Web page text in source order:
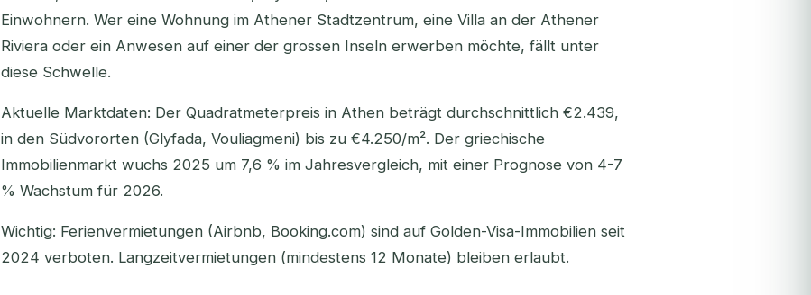
Einwohnern. Wer eine Wohnung im Athener Stadtzentrum, eine Villa an der Athener
Riviera oder ein Anwesen auf einer der grossen Inseln erwerben möchte, fällt unter
diese Schwelle.
Aktuelle Marktdaten: Der Quadratmeterpreis in Athen beträgt durchschnittlich €2.439,
in den Südvororten (Glyfada, Vouliagmeni) bis zu €4.250/m². Der griechische
Immobilienmarkt wuchs 2025 um 7,6 % im Jahresvergleich, mit einer Prognose von 4-7
% Wachstum für 2026.
Wichtig: Ferienvermietungen (Airbnb, Booking.com) sind auf Golden-Visa-Immobilien seit
2024 verboten. Langzeitvermietungen (mindestens 12 Monate) bleiben erlaubt.